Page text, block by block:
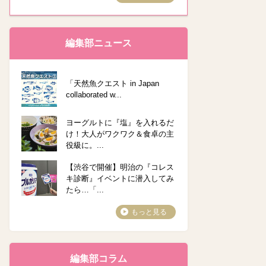
編集部ニュース
「天然魚クエスト in Japan
collaborated w...
ヨーグルトに『塩』を入れるだ
け！大人がワクワク＆食卓の主
役級に。...
【渋谷で開催】明治の『コレス
キ診断』イベントに潜入してみ
たら…「...
もっと見る
編集部コラム